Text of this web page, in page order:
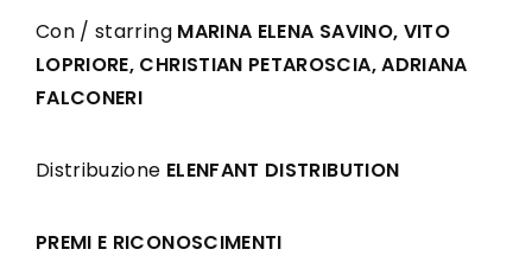
Con / starring MARINA ELENA SAVINO, VITO
LOPRIORE, CHRISTIAN PETAROSCIA, ADRIANA
FALCONERI
Distribuzione ELENFANT DISTRIBUTION
PREMI E RICONOSCIMENTI